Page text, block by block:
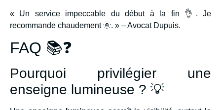
« Un service impeccable du début à la fin 👌. Je
recommande chaudement 🌞. » – Avocat Dupuis.
FAQ 📚❓
Pourquoi privilégier une
enseigne lumineuse ? 💡